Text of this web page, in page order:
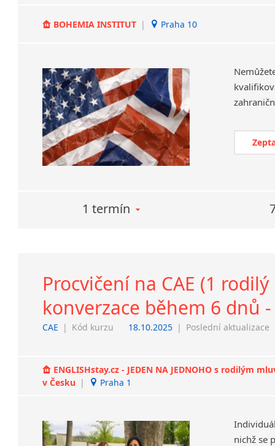
BOHEMIA INSTITUT | Praha 10
1 termín
Procvičení na CAE (1
konverzace během 6 dnů -
CAE | Kód kurzu 18.10.2025 | Poslední aktualizace
ENGLISHstay.cz - JEDEN NA JEDNOHO s rodilým
v Česku | Praha 1
nichž se